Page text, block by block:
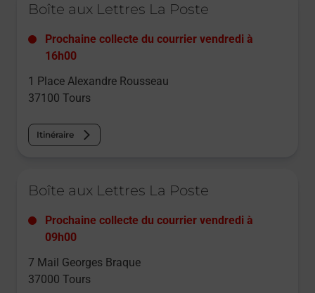
Boîte aux Lettres La Poste
Prochaine collecte du courrier vendredi à
16h00
1 Place Alexandre Rousseau
37100 Tours
Itinéraire
Boîte aux Lettres La Poste
Prochaine collecte du courrier vendredi à
09h00
7 Mail Georges Braque
37000 Tours